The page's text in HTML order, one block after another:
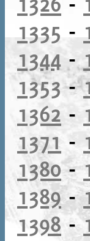
1335 -
1344 -
1353-
1362 -
1371 -
1380-
1389-
1398 -